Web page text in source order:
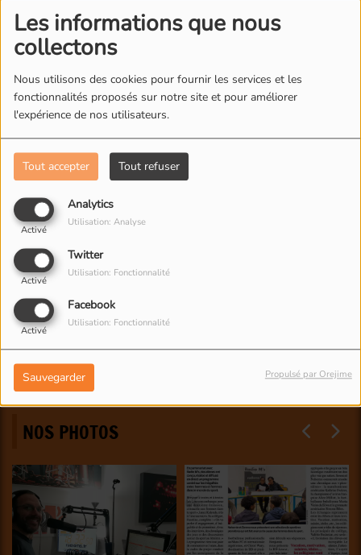
Les informations que nous
collectons
Nous utilisons des cookies pour fournir les services et les
fonctionnalités proposés sur notre site et pour améliorer
l'expérience de nos utilisateurs.
Tout accepter Tout refuser
Analytics
Activé
Utilisation: Analyse
Twitter
Activé
Utilisation: Fonctionnalité
Facebook
Activé
Utilisation: Fonctionnalité
Sauvegarder Propulsé par Orejime
NOS PHOTOS